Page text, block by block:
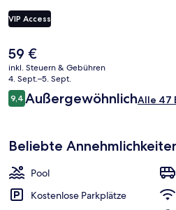
VIP Access
Der
aktuelle
Preis
beträgt
59 €.
59 €
inkl. Steuern & Gebühren
4. Sept.–5. Sept.
Bewertungen
9,49,4 von 10.
AußergewöhnlichAlle 47
Beliebte
Pool
Kostenlose Parkplätze